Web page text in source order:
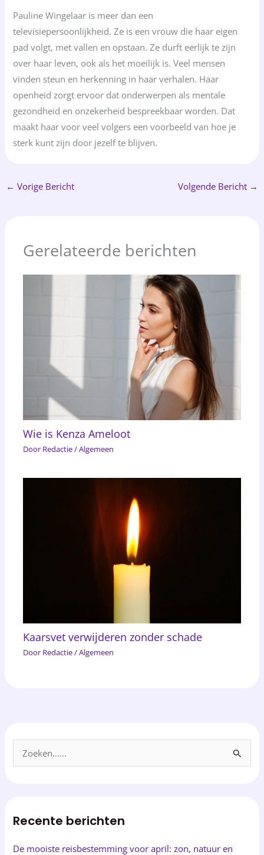
Pauline Wingelaar is meer dan een
televisiepersoonlijkheid. Ze is een vrouw die haar eigen
pad volgt, met vallen en opstaan. Ze durft eerlijk te zijn
over haar leven, ook als het moeilijk is. Veel mensen
vinden steun en herkenning in haar verhalen. Haar
openheid zorgt ervoor dat onderwerpen als mentale
gezondheid en onzekerheid bespreekbaar worden. Dat
maakt haar voor veel volgers een voorbeeld van hoe je
sterk kunt zijn door jezelf te blijven.
← Vorige Bericht Volgende Bericht →
Gerelateerde berichten
Wie is Kenza Ameloot
Door Redactie/Algemeen
Kaarsvet verwijderen zonder schade
Door Redactie/Algemeen
e
Recente berichten
De mooiste reisbestemming voor april: zon, natuur en